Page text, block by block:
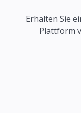
Erhalten Sie
Plattform